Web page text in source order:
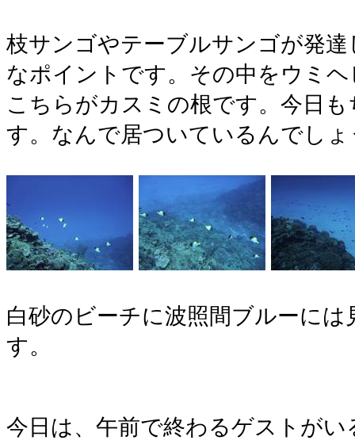
枝サンゴやテーブルサンゴが発
なポイントです。その中をウミ
こちらがカスミの根です。今日
す。なんで居ついているんでし
白砂のビーチに波照間ブルーに
す。
今日は、午前で終わるゲストがい